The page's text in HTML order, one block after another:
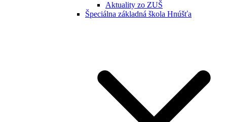
Aktuality zo ZUŠ
Špeciálna základná škola Hnúšťa